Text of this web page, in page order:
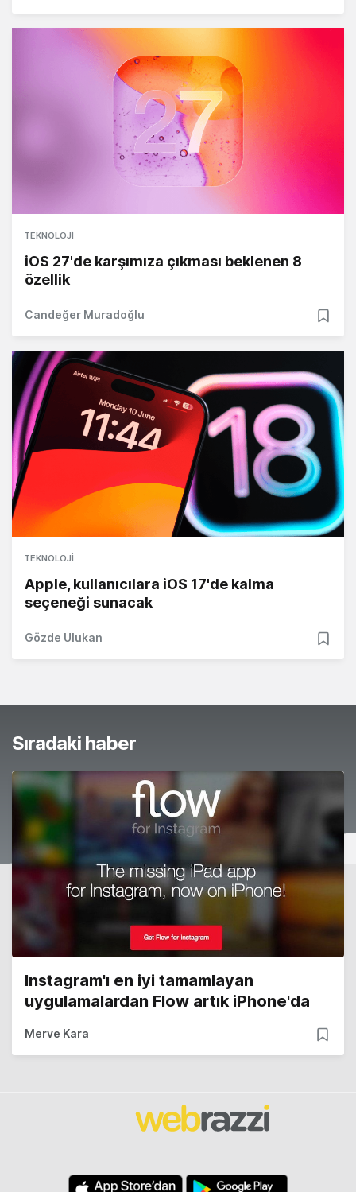
TEKNOLOJI
iOS 27'de karşımıza çıkması beklenen 8
özellik
Candeğer Muradoğlu
TEKNOLOJI
Apple, kullanıcılara iOS 17'de kalma
seçeneği sunacak
Gözde Ulukan
Sıradaki haber
Instagram'ı en iyi tamamlayan
uygulamalardan Flow artık iPhone'da
Merve Kara